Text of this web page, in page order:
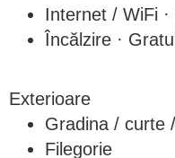
Internet / WiFi
Încălzire ·
Exterioare
Gradina / curte
Filegorie